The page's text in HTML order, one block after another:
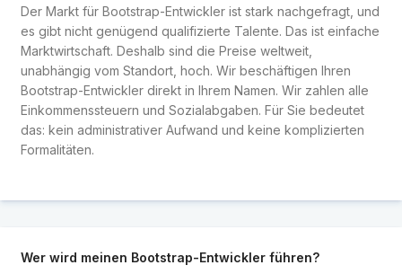
Der Markt für Bootstrap-Entwickler ist stark nachgefragt, und
es gibt nicht genügend qualifizierte Talente. Das ist einfache
Marktwirtschaft. Deshalb sind die Preise weltweit,
unabhängig vom Standort, hoch. Wir beschäftigen Ihren
Bootstrap-Entwickler direkt in Ihrem Namen. Wir zahlen alle
Einkommenssteuern und Sozialabgaben. Für Sie bedeutet
das: kein administrativer Aufwand und keine komplizierten
Formalitäten.
Wer wird meinen Bootstrap-Entwickler führen?